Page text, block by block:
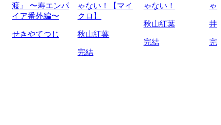
渡』 〜寿エンパ
イア番外編〜
せきやてつじ
ゃない！【マイ
クロ】
秋山紅葉
完結
ゃない！
秋山紅葉
完結
ゃ
井
完